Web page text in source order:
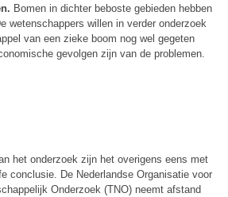
Bomen in dichter beboste gebieden hebben
wetenschappers willen in verder onderzoek
van een zieke boom nog wel gegeten
gevolgen zijn van de problemen.
het onderzoek zijn het overigens eens met
conclusie. De Nederlandse Organisatie voor
Onderzoek (TNO) neemt afstand